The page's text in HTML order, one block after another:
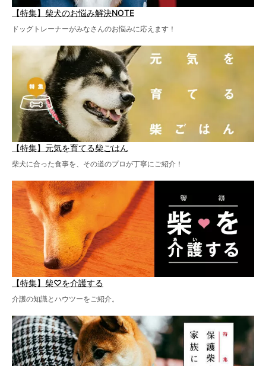
【特集】柴犬のお悩み解決NOTE
ドッグトレーナーがみなさんのお悩みに応えます！
【特集】元気を育てる柴ごはん
柴犬に合った食事を、その道のプロが丁寧にご紹介！
【特集】柴♡を介護する
介護の知識とハウツーをご紹介。